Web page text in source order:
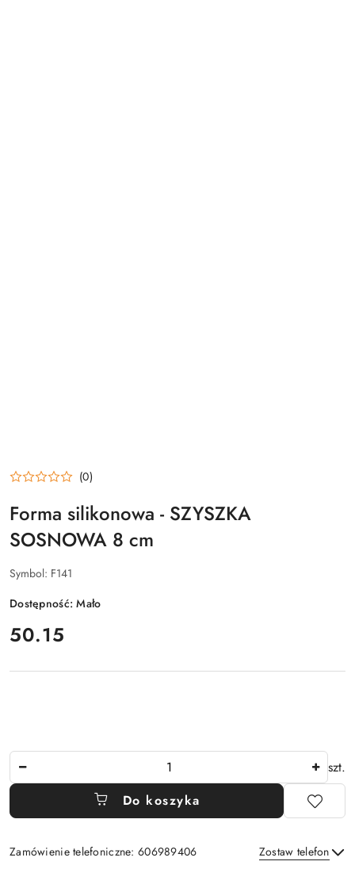
(0)
Forma silikonowa - SZYSZKA
SOSNOWA 8 cm
Symbol: F141
Dostępność:Mało
cena:
50.15
szt.
Do koszyka
Zamówienie telefoniczne: 606989406 Zostaw telefon